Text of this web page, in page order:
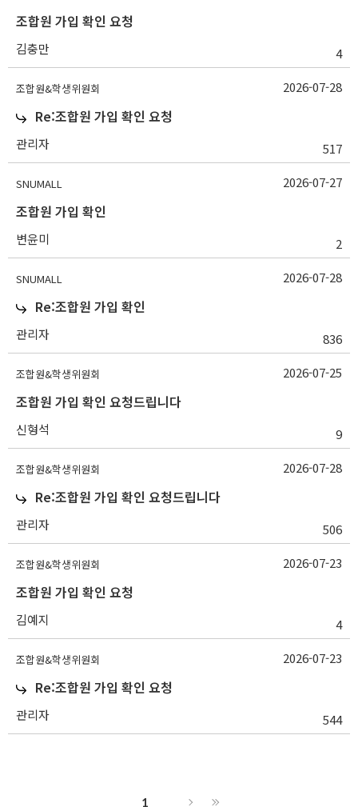
조합원 가입 확인 요청
김충만 4
조합원&학생위원회
Re:조합원 가입 확인 요청
관리자 517
2026-07-28
SNUMALL
조합원 가입 확인
변윤미 2
2026-07-27
SNUMALL
Re:조합원 가입 확인
관리자 836
2026-07-28
조합원&학생위원회
조합원 가입 확인 요청드립니다
신형석 9
2026-07-25
조합원&학생위원회
Re:조합원 가입 확인 요청드립니다
관리자 506
2026-07-28
조합원&학생위원회
조합원 가입 확인 요청
김예지 4
2026-07-23
조합원&학생위원회
Re:조합원 가입 확인 요청
관리자 544
2026-07-23
1